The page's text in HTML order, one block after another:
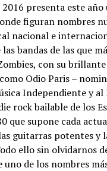
presenta este año
figuran nombres
nacional e
bandas de las que
con su
Odio Paris –
Independiente y al
rock bailable de los
que supone cada
guitarras potentes y
ello sin olvidarnos
de los nombres